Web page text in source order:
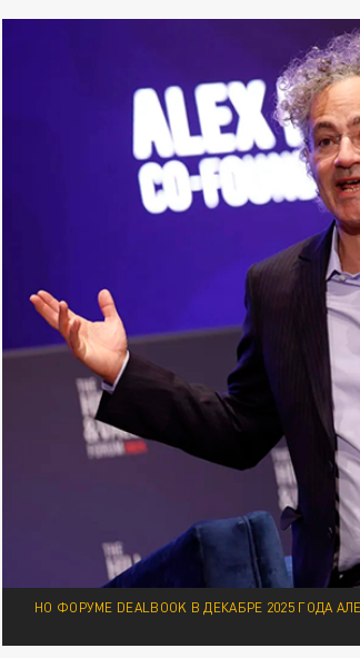
НО ФОРУМЕ DEALBOOK В ДЕКАБРЕ 2025 ГОДА